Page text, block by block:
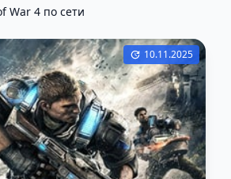
War 4 по сети
10.11.2025